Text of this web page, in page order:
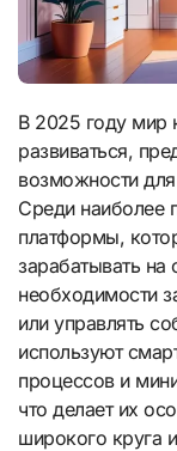
В 2025 году мир криптовалют продолжает активно
развиваться,
возможности
Среди наиболее
платформы,
зарабатывать на
необходимости
или управлять
используют
процессов и
что делает их
широкого круга